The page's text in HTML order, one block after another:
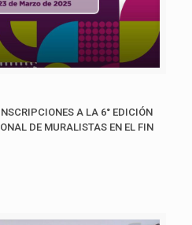
A LA 6° EDICIÓN
DE MURALISTAS EN EL FIN